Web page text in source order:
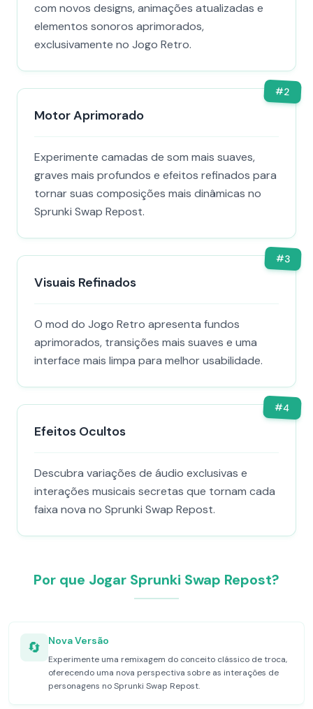
com novos designs, animações atualizadas e
elementos sonoros aprimorados,
exclusivamente no Jogo Retro.
#2
Motor Aprimorado
Experimente camadas de som mais suaves,
graves mais profundos e efeitos refinados para
tornar suas composições mais dinâmicas no
Sprunki Swap Repost.
#3
Visuais Refinados
O mod do Jogo Retro apresenta fundos
aprimorados, transições mais suaves e uma
interface mais limpa para melhor usabilidade.
#4
Efeitos Ocultos
Descubra variações de áudio exclusivas e
interações musicais secretas que tornam cada
faixa nova no Sprunki Swap Repost.
Por que Jogar Sprunki Swap Repost?
🔄 Nova Versão
Experimente uma remixagem do conceito clássico de troca,
oferecendo uma nova perspectiva sobre as interações de
personagens no Sprunki Swap Repost.